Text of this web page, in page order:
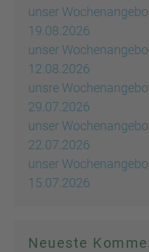
unser
19.08.2026
unser
12.08.2026
unsre
29.07.2026
unser
22.07.2026
unser
15.07.2026
Neueste